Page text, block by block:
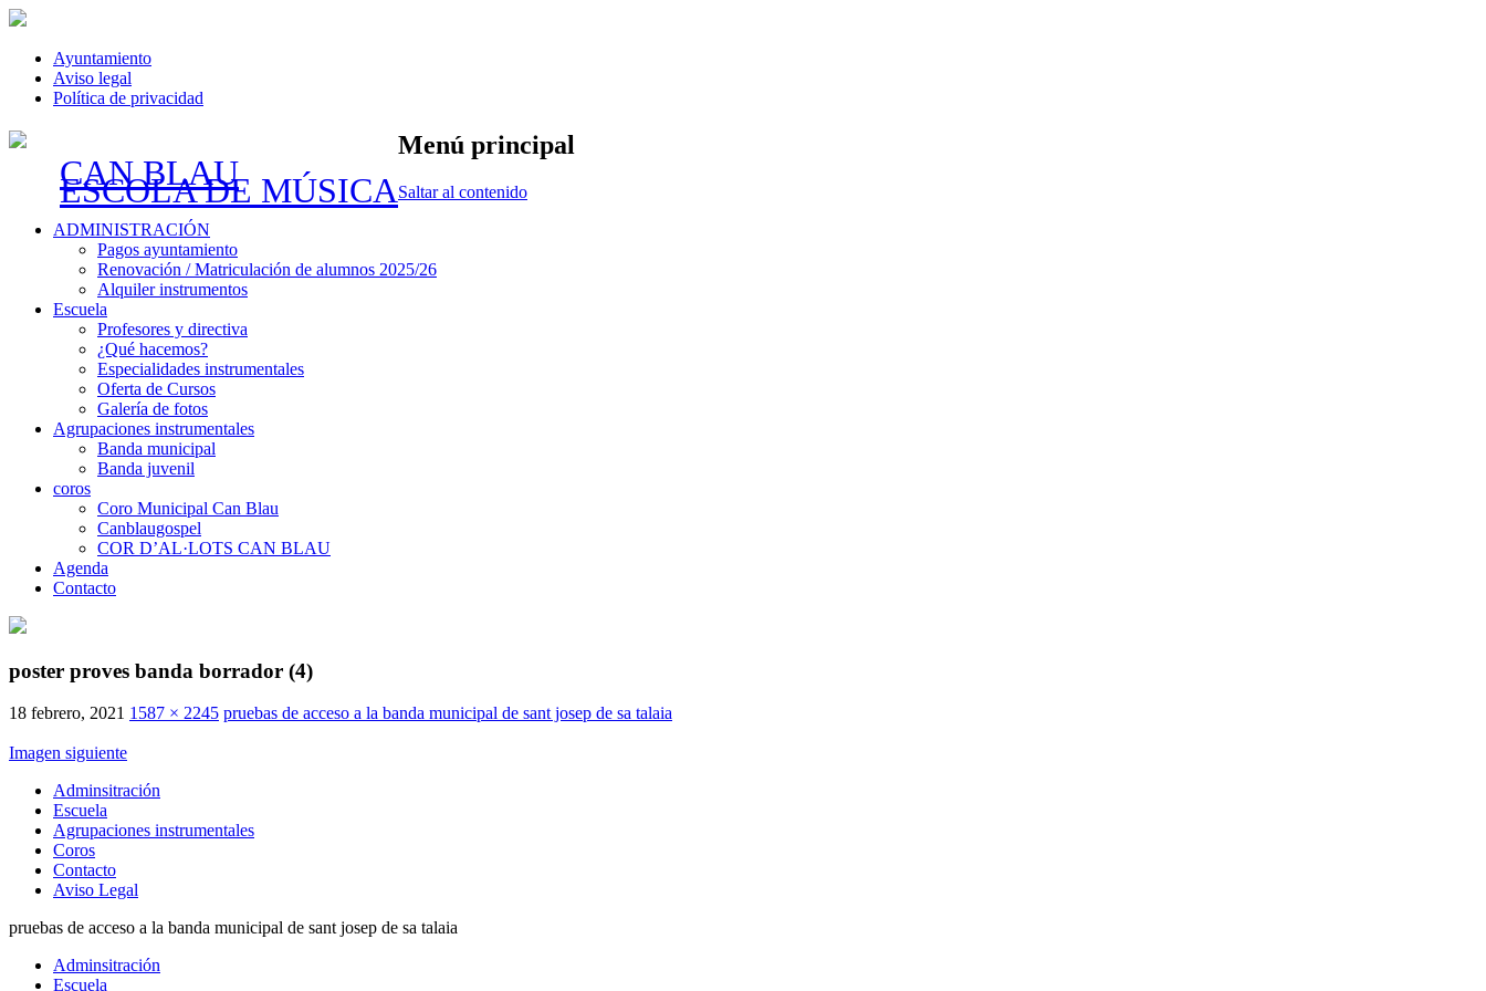
Ayuntamiento
Aviso legal
Política de privacidad
CAN BLAU
ESCOLA DE MÚSICA
Menú principal
Saltar al contenido
ADMINISTRACIÓN
Pagos ayuntamiento
Renovación / Matriculación de alumnos 2025/26
Alquiler instrumentos
Escuela
Profesores y directiva
¿Qué hacemos?
Especialidades instrumentales
Oferta de Cursos
Galería de fotos
Agrupaciones instrumentales
Banda municipal
Banda juvenil
coros
Coro Municipal Can Blau
Canblaugospel
COR D’AL·LOTS CAN BLAU
Agenda
Contacto
poster proves banda borrador (4)
18 febrero, 2021 1587 × 2245 pruebas de acceso a la banda municipal de sant josep de sa talaia
Imagen siguiente
Adminsitración
Escuela
Agrupaciones instrumentales
Coros
Contacto
Aviso Legal
pruebas de acceso a la banda municipal de sant josep de sa talaia
Adminsitración
Escuela